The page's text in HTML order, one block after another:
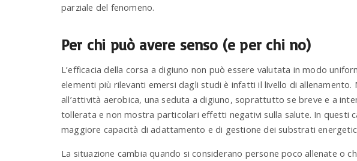
parziale del fenomeno.
Per chi può avere senso (e per chi no)
L’efficacia della corsa a digiuno non può essere valutata in modo
elementi più rilevanti emersi dagli studi è infatti il livello di
all’attività aerobica, una seduta a digiuno, soprattutto se breve e a
tollerata e non mostra particolari effetti negativi sulla salute. In questi
maggiore capacità di adattamento e di gestione dei substrati
La situazione cambia quando si considerano persone poco allenate o